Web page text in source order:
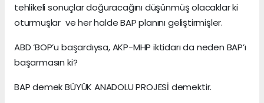
tehlikeli sonuçlar doğuracağını düşünmüş olacaklar ki
oturmuşlar ve her halde BAP planını geliştirmişler.
ABD ‘BOP’u başardıysa, AKP-MHP iktidarı da neden BAP’ı
başarmasın ki?
BAP demek BÜYÜK ANADOLU PROJESİ demektir.